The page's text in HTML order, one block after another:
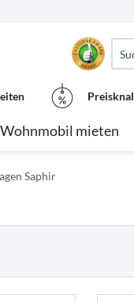
Wohnmobil mieten
Saphir